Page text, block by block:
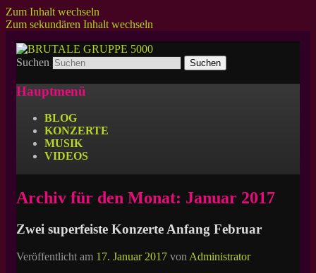
Zum Inhalt wechseln
Zum sekundären Inhalt wechseln
BRUTALE GRUPPE 5000
Zuverlässiger Partner in Sachen heftiger
Laserpunk.
Suchen
Hauptmenü
BLOG
KONZERTE
MUSIK
VIDEOS
Archiv für den Monat: Januar 2017
Zwei superfeiste Konzerte Anfang Februar
Veröffentlicht am 17. Januar 2017 von Administrator